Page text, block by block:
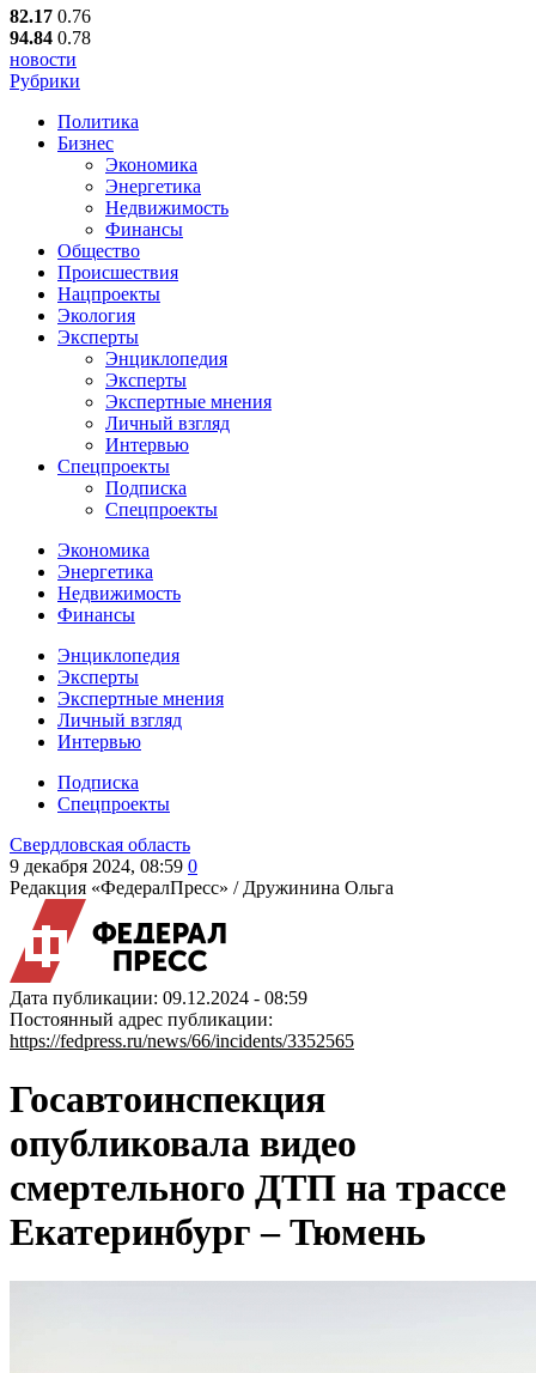
82.17 0.76
94.84 0.78
новости
Рубрики
Политика
Бизнес
Экономика
Энергетика
Недвижимость
Финансы
Общество
Происшествия
Нацпроекты
Экология
Эксперты
Энциклопедия
Эксперты
Экспертные мнения
Личный взгляд
Интервью
Спецпроекты
Подписка
Спецпроекты
Экономика
Энергетика
Недвижимость
Финансы
Энциклопедия
Эксперты
Экспертные мнения
Личный взгляд
Интервью
Подписка
Спецпроекты
Свердловская область
9 декабря 2024, 08:59 0
Редакция «ФедералПресс» / Дружинина Ольга
Дата публикации: 09.12.2024 - 08:59
Постоянный адрес публикации:
https://fedpress.ru/news/66/incidents/3352565
Госавтоинспекция
опубликовала видео
смертельного ДТП на трассе
Екатеринбург – Тюмень